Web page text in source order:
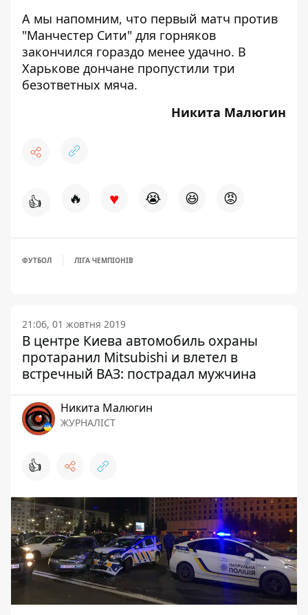
А мы напомним, что первый матч против
"Манчестер Сити" для горняков
закончился гораздо менее удачно. В
Харькове дончане пропустили три
безответных мяча.
Никита Малюгин
👍 🔥 ♥ 😭 😆 😡
ФУТБОЛ ЛІГА ЧЕМПІОНІВ
21:06, 01 жовтня 2019
В центре Киева автомобиль охраны
протаранил Mitsubishi и влетел в
встречный ВАЗ: пострадал мужчина
Никита Малюгин
ЖУРНАЛІСТ
👍